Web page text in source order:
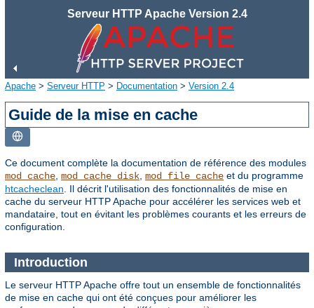
Serveur HTTP Apache Version 2.4
Apache > Serveur HTTP > Documentation > Version 2.4
Guide de la mise en cache
Ce document complète la documentation de référence des modules
mod_cache mod_cache_disk mod_file_cache et du programme
htcacheclean . Il décrit l'utilisation des fonctionnalités de mise en
cache du serveur HTTP Apache pour accélérer les services web et
mandataire, tout en évitant les problèmes courants et les erreurs de
configuration.
Introduction
Le serveur HTTP Apache offre tout un ensemble de fonctionnalités
de mise en cache qui ont été conçues pour améliorer les